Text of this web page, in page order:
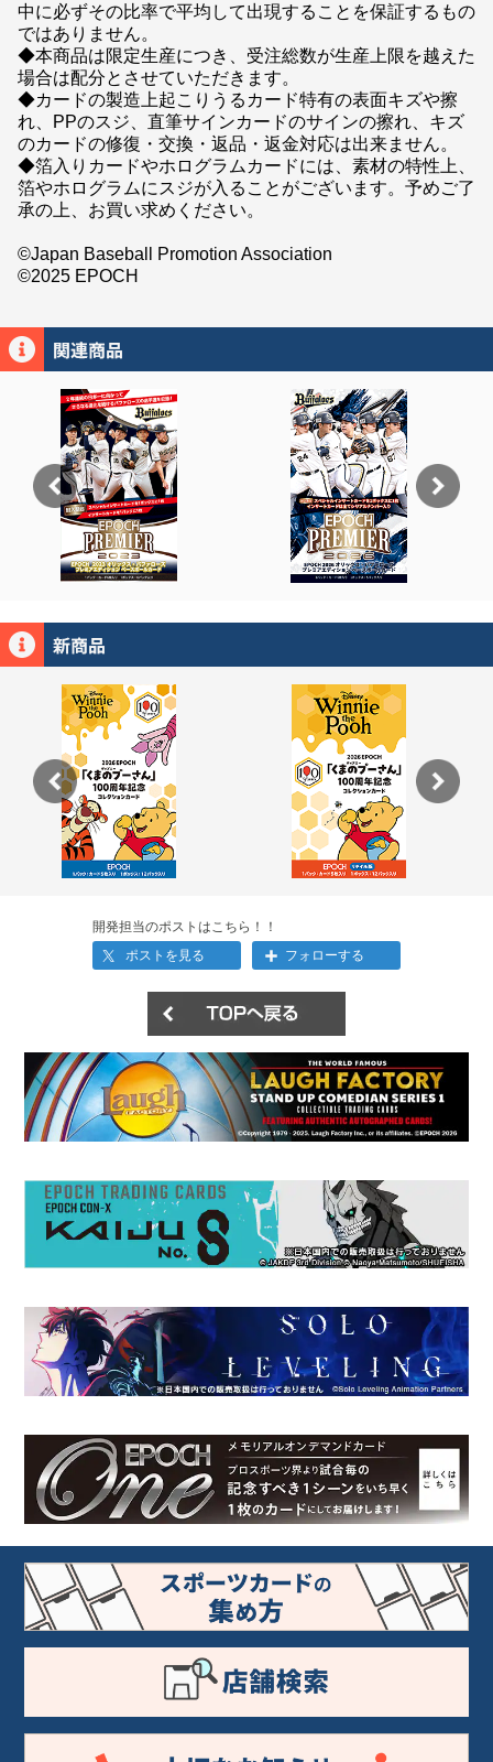
中に必ずその比率で平均して出現することを保証するもの
ではありません。
◆本商品は限定生産につき、受注総数が生産上限を越えた
場合は配分とさせていただきます。
◆カードの製造上起こりうるカード特有の表面キズや擦
れ、PPのスジ、直筆サインカードのサインの擦れ、キズ
のカードの修復・交換・返品・返金対応は出来ません。
◆箔入りカードやホログラムカードには、素材の特性上、
箔やホログラムにスジが入ることがございます。予めご了
承の上、お買い求めください。
©Japan Baseball Promotion Association
©2025 EPOCH
開発担当のポストはこちら！！
ポストを見る
フォローする